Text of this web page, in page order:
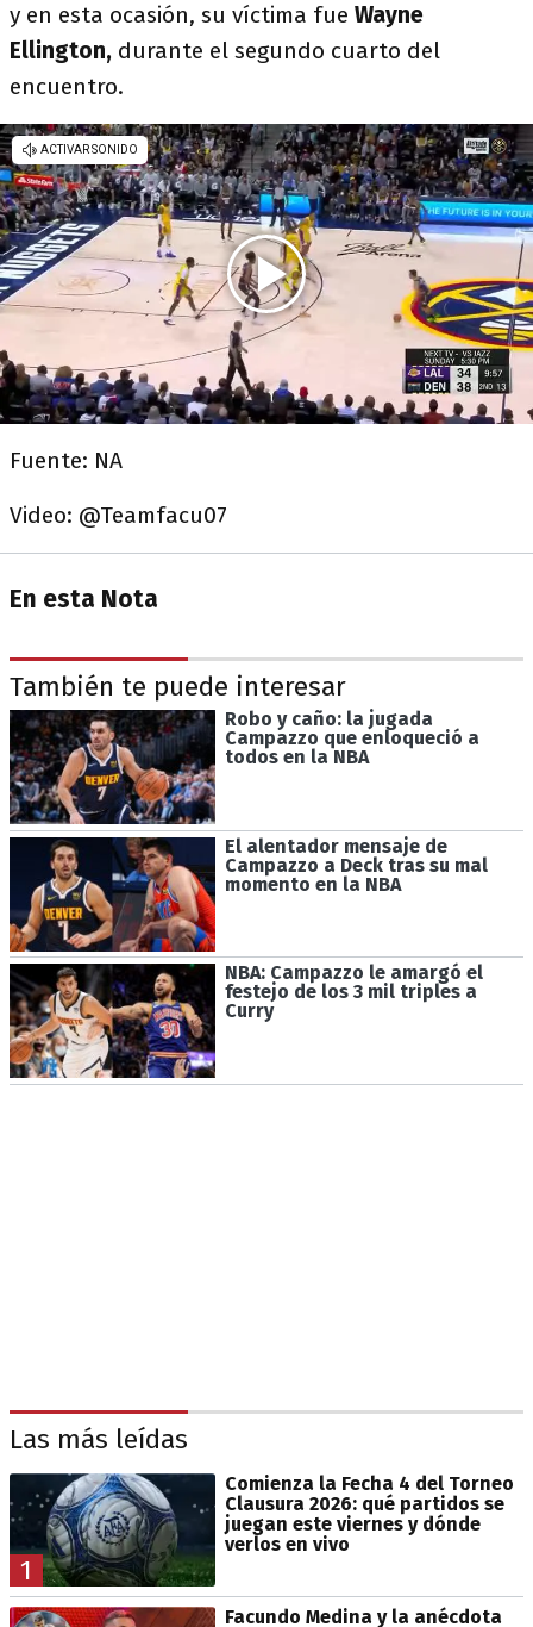
y en esta ocasión, su víctima fue Wayne
Ellington, durante el segundo cuarto del
encuentro.
Fuente: NA
Video: @Teamfacu07
En esta Nota
También te puede interesar
Robo y caño: la jugada
Campazzo que enloqueció a
todos en la NBA
El alentador mensaje de
Campazzo a Deck tras su mal
momento en la NBA
NBA: Campazzo le amargó el
festejo de los 3 mil triples a
Curry
Las más leídas
1
Comienza la Fecha 4 del Torneo
Clausura 2026: qué partidos se
juegan este viernes y dónde
verlos en vivo
Facundo Medina y la anécdota